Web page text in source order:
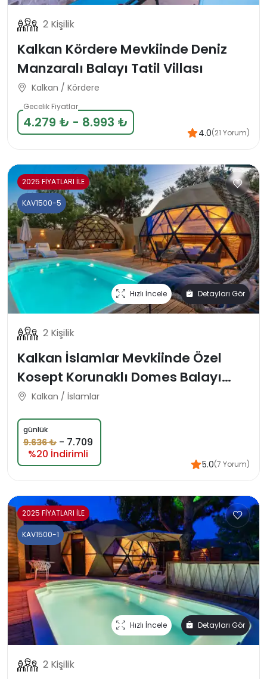
2 Kişilik
Kalkan Kördere Mevkiinde Deniz
Manzaralı Balayı Tatil Villası
Kalkan / Kördere
Gecelik Fiyatlar
4.279 ₺ - 8.993 ₺
4.0(21 Yorum)
2025 FİYATLARI İLE
Hızlı İncele Detayları Gör
KAV1500-5
2 Kişilik
Kalkan İslamlar Mevkiinde Özel
Kosept Korunaklı Domes Balayı
Tatil Villası
Kalkan / İslamlar
günlük
9.636 ₺ - 7.709
%20 İndirimli
5.0(7 Yorum)
2025 FİYATLARI İLE
Hızlı İncele Detayları Gör
KAV1500-1
2 Kişilik